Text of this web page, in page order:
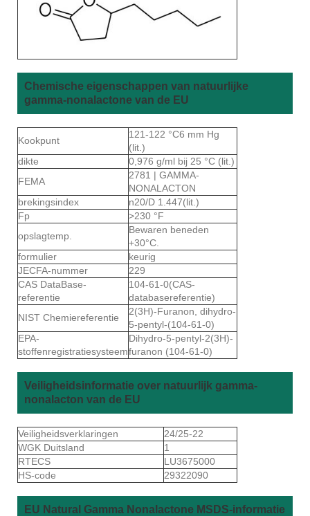
Chemische eigenschappen van natuurlijke
gamma-nonalactone van de EU
Kookpunt
121-122 °C6 mm Hg
(lit.)
dikte
0,976 g/ml bij 25 °C (lit.)
FEMA
2781 | GAMMA-
NONALACTON
brekingsindex
n20/D 1.447(lit.)
Fp
>230 °F
opslagtemp.
Bewaren beneden
+30°C.
formulier
keurig
JECFA-nummer
229
CAS DataBase-
referentie
104-61-0(CAS-
databasereferentie)
NIST Chemiereferentie
2(3H)-Furanon, dihydro-
5-pentyl-(104-61-0)
EPA-
stoffenregistratiesysteem
Dihydro-5-pentyl-2(3H)-
furanon (104-61-0)
Veiligheidsinformatie over natuurlijk gamma-
nonalacton van de EU
Veiligheidsverklaringen
24/25-22
WGK Duitsland
1
RTECS
LU3675000
HS-code
29322090
EU Natural Gamma Nonalactone MSDS-informatie